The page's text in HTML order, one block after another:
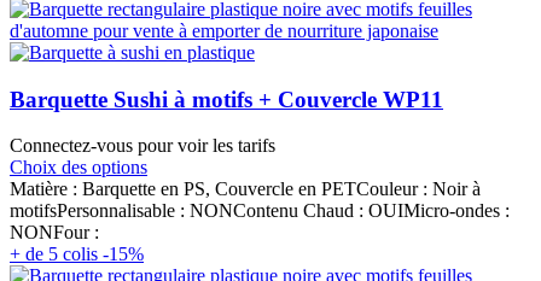
Barquette Sushi à motifs + Couvercle WP11
Connectez-vous pour voir les tarifs
Choix des options
Matière : Barquette en PS, Couvercle en PETCouleur : Noir à
motifsPersonnalisable : NONContenu Chaud : OUIMicro-ondes :
NONFour :
+ de 5 colis -15%